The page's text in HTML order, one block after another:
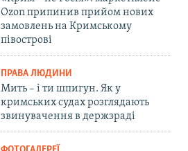
Ozon припинив прийом нових
замовлень на Кримському
півострові
ПРАВА ЛЮДИНИ
Мить – і ти шпигун. Як у
кримських судах розглядають
звинувачення в держзраді